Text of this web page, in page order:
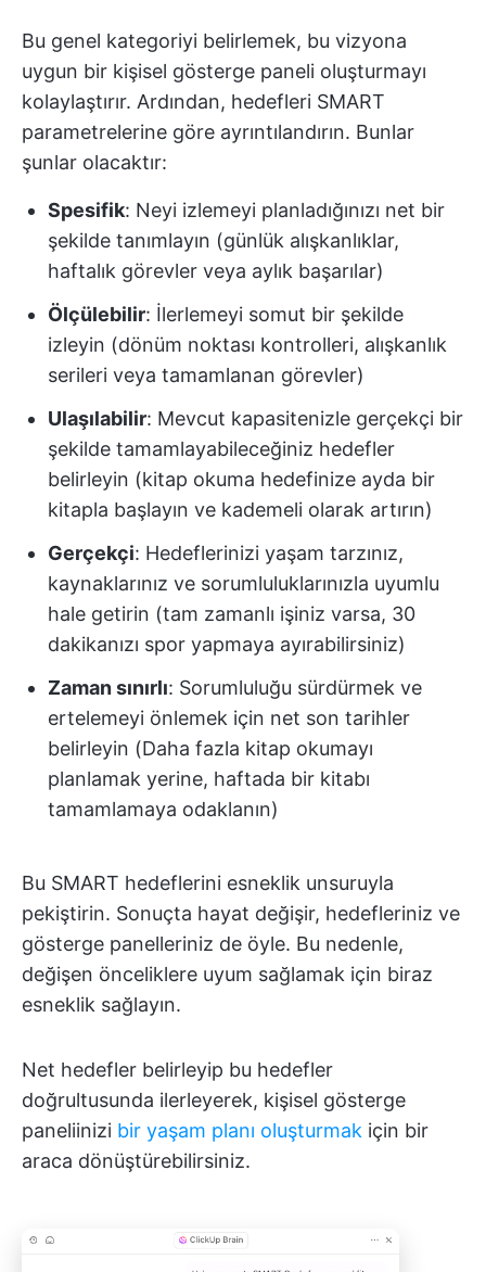
Bu genel kategoriyi belirlemek, bu vizyona
uygun bir kişisel gösterge paneli oluşturmayı
kolaylaştırır. Ardından, hedefleri SMART
parametrelerine göre ayrıntılandırın. Bunlar
şunlar olacaktır:
Spesifik: Neyi izlemeyi planladığınızı net bir
şekilde tanımlayın (günlük alışkanlıklar,
haftalık görevler veya aylık başarılar)
Ölçülebilir: İlerlemeyi somut bir şekilde
izleyin (dönüm noktası kontrolleri, alışkanlık
serileri veya tamamlanan görevler)
Ulaşılabilir: Mevcut kapasitenizle gerçekçi bir
şekilde tamamlayabileceğiniz hedefler
belirleyin (kitap okuma hedefinize ayda bir
kitapla başlayın ve kademeli olarak artırın)
Gerçekçi: Hedeflerinizi yaşam tarzınız,
kaynaklarınız ve sorumluluklarınızla uyumlu
hale getirin (tam zamanlı işiniz varsa, 30
dakikanızı spor yapmaya ayırabilirsiniz)
Zaman sınırlı: Sorumluluğu sürdürmek ve
ertelemeyi önlemek için net son tarihler
belirleyin (Daha fazla kitap okumayı
planlamak yerine, haftada bir kitabı
tamamlamaya odaklanın)
Bu SMART hedeflerini esneklik unsuruyla
pekiştirin. Sonuçta hayat değişir, hedefleriniz ve
gösterge panelleriniz de öyle. Bu nedenle,
değişen önceliklere uyum sağlamak için biraz
esneklik sağlayın.
Net hedefler belirleyip bu hedefler
doğrultusunda ilerleyerek, kişisel gösterge
paneliinizi bir yaşam planı oluşturmak için bir
araca dönüştürebilirsiniz.